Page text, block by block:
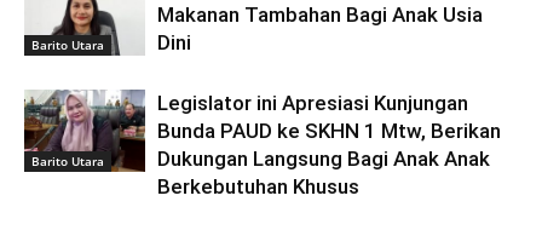
Barito Utara
Makanan Tambahan Bagi Anak Usia
Dini
Barito Utara
Legislator ini Apresiasi Kunjungan
Bunda PAUD ke SKHN 1 Mtw, Berikan
Dukungan Langsung Bagi Anak Anak
Berkebutuhan Khusus